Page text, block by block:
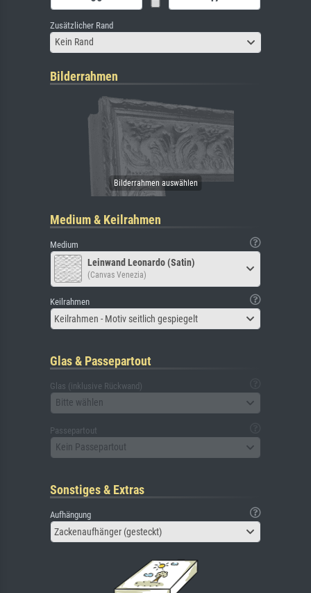
Zusätzlicher Rand
Kein Rand
Bilderrahmen
Medium & Keilrahmen
Medium
Leinwand Leonardo (Satin)
(Canvas Venezia)
Keilrahmen
Keilrahmen - Motiv seitlich gespiegelt
Glas & Passepartout
Glas (inklusive Rückwand)
Bitte wählen
Passepartout
Kein Passepartout
Sonstiges & Extras
Aufhängung
Zackenaufhänger (gesteckt)